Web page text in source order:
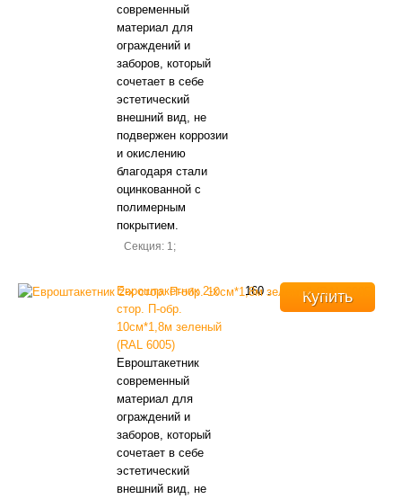
современный
материал для
ограждений и
заборов, который
сочетает в себе
эстетический
внешний вид, не
подвержен коррозии
и окислению
благодаря стали
оцинкованной с
полимерным
покрытием.
Секция: 1;
Евроштакетник 2-х
стор. П-обр.
10см*1,8м зеленый
(RAL 6005)
Евроштакетник
современный
материал для
ограждений и
заборов, который
сочетает в себе
эстетический
внешний вид, не
160 . Купить